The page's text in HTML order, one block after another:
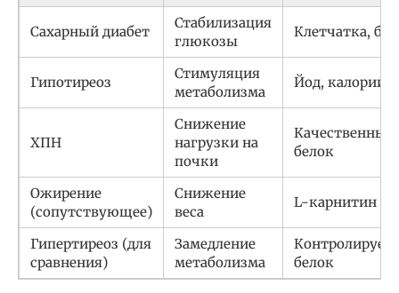
Сахарный диабет
Стабилизация
глюкозы
Клетчатка,
Гипотиреоз
Стимуляция
метаболизма
Йод, калории
ХПН
Снижение
нагрузки на
почки
Качественный
белок
Ожирение
(сопутствующее)
Снижение
веса
L-карнитин
Гипертиреоз (для
сравнения)
Замедление
метаболизма
белок